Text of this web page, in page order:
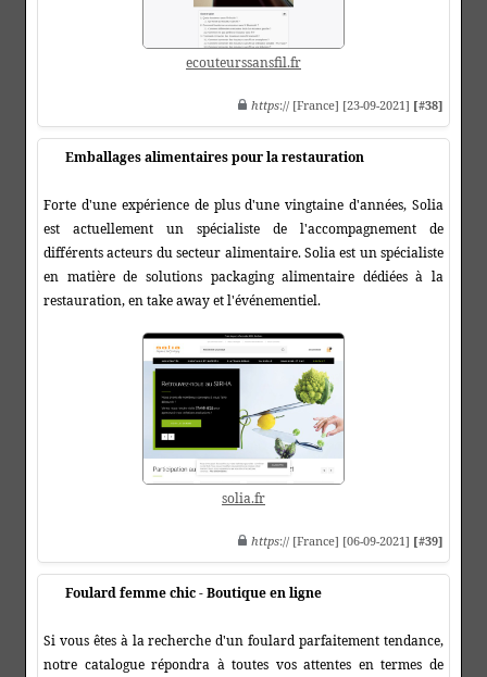
ecouteurssansfil.fr
https:// [France] [23-09-2021] [#38]
Emballages alimentaires pour la restauration
Forte d'une expérience de plus d'une vingtaine d'années, Solia
est actuellement un spécialiste de l'accompagnement de
différents acteurs du secteur alimentaire. Solia est un spécialiste
en matière de solutions packaging alimentaire dédiées à la
restauration, en take away et l'événementiel.
solia.fr
https:// [France] [06-09-2021] [#39]
Foulard femme chic - Boutique en ligne
Si vous êtes à la recherche d'un foulard parfaitement tendance,
notre catalogue répondra à toutes vos attentes en termes de